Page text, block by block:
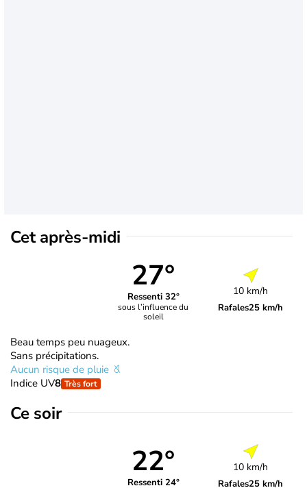
Cet après-midi
27°
Ressenti 32°
sous l’influence du
soleil
10 km/h
Rafales25 km/h
Beau temps peu nuageux.
Sans précipitations.
Aucun risque de pluie
Indice UV8 Très fort
Ce soir
22°
Ressenti 24°
10 km/h
Rafales25 km/h